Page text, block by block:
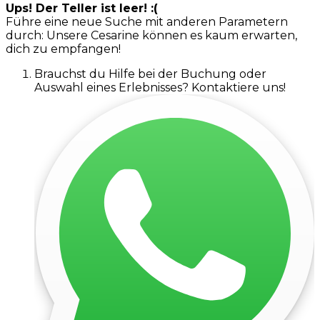
Ups! Der Teller ist leer! :(
Führe eine neue Suche mit anderen Parametern
durch: Unsere Cesarine können es kaum erwarten,
dich zu empfangen!
Brauchst du Hilfe bei der Buchung oder
Auswahl eines Erlebnisses? Kontaktiere uns!